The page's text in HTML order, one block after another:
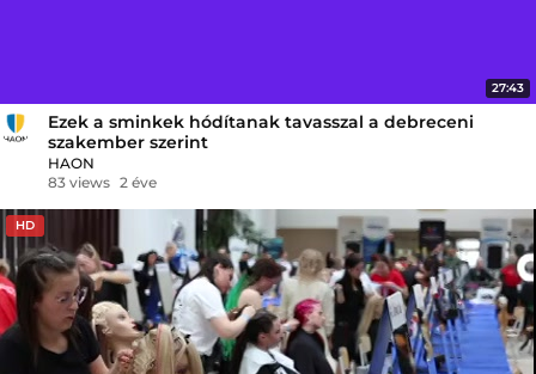
27:43
Ezek a sminkek hódítanak tavasszal a debreceni
szakember szerint
HAON
83 views 2 éve
HD